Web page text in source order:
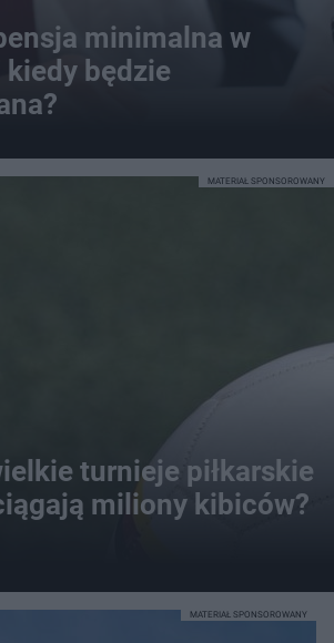
minimalna w
będzie
turnieje piłkarskie
miliony kibiców?
MATERIAŁ SPONSOROWANY
MATERIAŁ SPONSOROWANY